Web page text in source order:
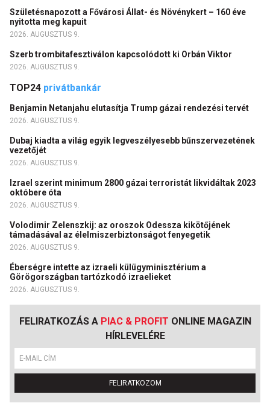
Születésnapozott a Fővárosi Állat- és Növénykert – 160 éve
nyitotta meg kapuit
2026. AUGUSZTUS 9.
Szerb trombitafesztiválon kapcsolódott ki Orbán Viktor
2026. AUGUSZTUS 9.
TOP24 privátbankár
Benjamin Netanjahu elutasítja Trump gázai rendezési tervét
2026. AUGUSZTUS 9.
Dubaj kiadta a világ egyik legveszélyesebb bűnszervezetének
vezetőjét
2026. AUGUSZTUS 9.
Izrael szerint minimum 2800 gázai terroristát likvidáltak 2023
októbere óta
2026. AUGUSZTUS 9.
Volodimir Zelenszkij: az oroszok Odessza kikötőjének
támadásával az élelmiszerbiztonságot fenyegetik
2026. AUGUSZTUS 9.
Éberségre intette az izraeli külügyminisztérium a
Görögországban tartózkodó izraelieket
2026. AUGUSZTUS 9.
FELIRATKOZÁS A PIAC & PROFIT ONLINE MAGAZIN
HÍRLEVELÉRE
FELIRATKOZOM